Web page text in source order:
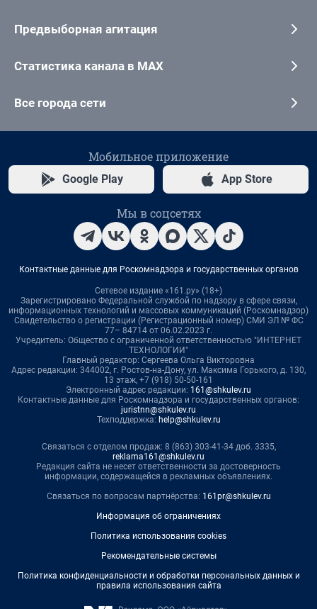
Предвыборная агитация
Статистика канала в MAX
Все города сети
Мобильное приложение
Google Play App Store
Мы в соцсетях
Контактные данные для Роскомнадзора и государственных органов
Сетевое издание «161.ру» (18+)
Зарегистрировано Федеральной службой по надзору в сфере связи,
информационных технологий и массовых коммуникаций (Роскомнадзор)
Свидетельство о регистрации (Регистрационный номер) СМИ ЭЛ № ФС
77– 84714 от 06.02.2023 г.
Учредитель: Общество с ограниченной ответственностью "ИНТЕРНЕТ
ТЕХНОЛОГИИ"
Главный редактор: Сергеева Ольга Викторовна
Адрес редакции: 344002, г. Ростов-на-Дону, ул. Максима Горького, д. 130,
13 этаж, +7 (918) 50-50-161
Электронный адрес редакции: 161@shkulev.ru
Контактные данные для Роскомнадзора и государственных органов:
juristnn@shkulev.ru
Техподдержка: help@shkulev.ru
Связаться с отделом продаж: 8 (863) 303-41-34 доб. 3335,
reklama161@shkulev.ru
Редакция сайта не несет ответственности за достоверность
информации, содержащейся в рекламных объявлениях.
Связаться по вопросам партнёрства: 161pr@shkulev.ru
Информация об ограничениях
Политика использования cookies
Рекомендательные системы
Политика конфиденциальности и обработки персональных данных и
правила использования сайта